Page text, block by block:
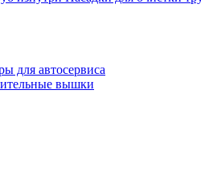
для автосервиса
вышки